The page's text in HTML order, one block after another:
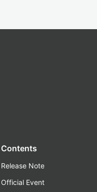
Contents
Release Note
Official Event